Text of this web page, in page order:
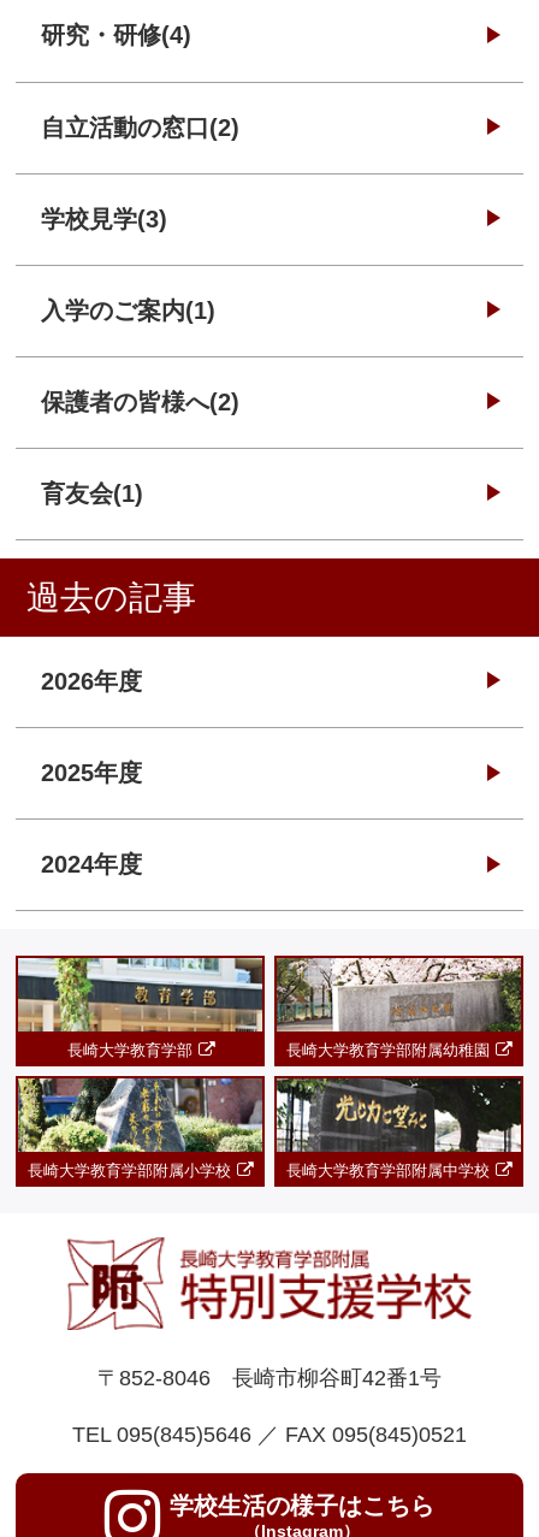
研究・研修(4)
自立活動の窓口(2)
学校見学(3)
入学のご案内(1)
保護者の皆様へ(2)
育友会(1)
過去の記事
2026年度
2025年度
2024年度
長崎大学教育学部 長崎大学教育学部附属幼稚園
長崎大学教育学部附属小学校 長崎大学教育学部附属中学校
〒852-8046 長崎市柳谷町42番1号
TEL 095(845)5646 ／ FAX 095(845)0521
学校生活の様子はこちら
（Instagram）